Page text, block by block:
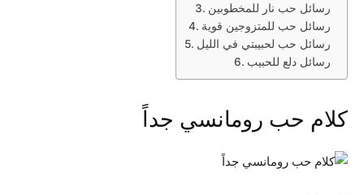
رسائل حب نار للمخطوبين
رسائل حب للمتزوجين قوية
رسائل حب لحبيبتي في الليل
رسائل دلع للحبيب
كلام حب رومانسي جداً